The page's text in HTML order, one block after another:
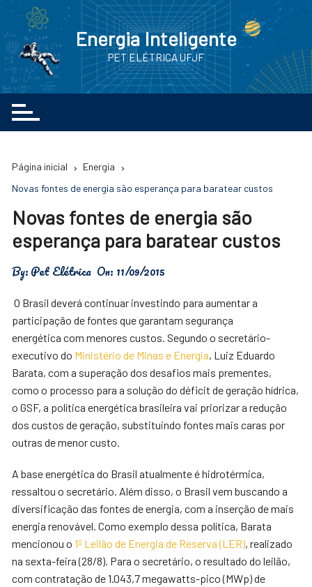
Ir
conteúdo
Energia Inteligente
PET ELÉTRICA UFJF
Página inicial
Energia
Novas fontes de energia são esperança para baratear custos
Novas fontes de energia são
esperança para baratear custos
By:Pet Elétrica On: 11/09/2015
O Brasil deverá continuar investindo para aumentar a
participação de fontes que garantam segurança
energética com menores custos. Segundo o secretário-
executivo do Ministério de Minas e Energia, Luiz Eduardo
Barata, com a superação dos desafios mais prementes,
como o processo para a solução do déficit de geração hídrica,
o GSF, a política energética brasileira vai priorizar a redução
dos custos de geração, substituindo fontes mais caras por
outras de menor custo.
A base energética do Brasil atualmente é hidrotérmica,
ressaltou o secretário. Além disso, o Brasil vem buscando a
diversificação das fontes de energia, com a inserção de mais
energia renovável. Como exemplo dessa política, Barata
mencionou o1º Leilão de Energia de Reserva (LER), realizado
na sexta-feira (28/8). Para o secretário, o resultado do leilão,
com contratação de 1.043,7 megawatts-pico (MWp) de